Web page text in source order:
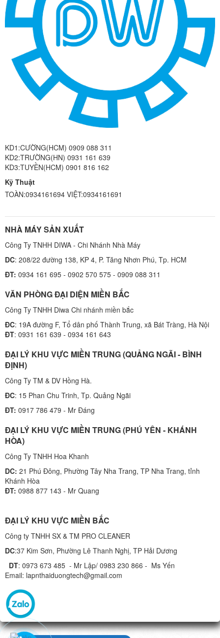
KD1:CƯỜNG(HCM) 0909 088 311
KD2:TRƯỜNG(HN) 0931 161 639
KD3:TUYỀN(HCM) 0901 816 162
Kỹ Thuật
TOÀN:0934161694 VIỆT:0934161691
NHÀ MÁY SẢN XUẤT
Công Ty TNHH DIWA - Chi Nhánh Nhà Máy
DC: 208/22 đường 138, KP 4, P. Tăng Nhơn Phú, Tp. HCM
ĐT: 0934 161 695 - 0902 570 575 - 0909 088 311
VĂN PHÒNG ĐẠI DIỆN MIỀN BẮC
Công Ty TNHH Diwa Chi nhánh miền bắc
ĐC: 19A đường F, Tổ dân phố Thành Trung, xã Bát Tràng, Hà Nội
ĐT: 0931 161 639 - 0934 161 643
ĐẠI LÝ KHU VỰC MIỀN TRUNG (QUẢNG NGÃI - BÌNH
ĐỊNH)
Công Ty TM & DV Hồng Hà.
ĐC: 15 Phan Chu Trinh, Tp. Quảng Ngãi
ĐT: 0917 786 479 - Mr Đáng
ĐẠI LÝ KHU VỰC MIỀN TRUNG (PHÚ YÊN - KHÁNH
HÒA)
Công Ty TNHH Hoa Khanh
DC: 21 Phú Đông, Phường Tây Nha Trang, TP Nha Trang, tỉnh
Khánh Hòa
ĐT: 0988 877 143 - Mr Quang
ĐẠI LÝ KHU VỰC MIỀN BẮC
Công ty TNHH SX & TM PRO CLEANER
DC:37 Kim Sơn, Phường Lê Thanh Nghị, TP Hải Dương
DT: 0973 673 485 - Mr Lập/ 0983 230 866 - Ms Yến
Email: lapnthaiduongtech@gmail.com